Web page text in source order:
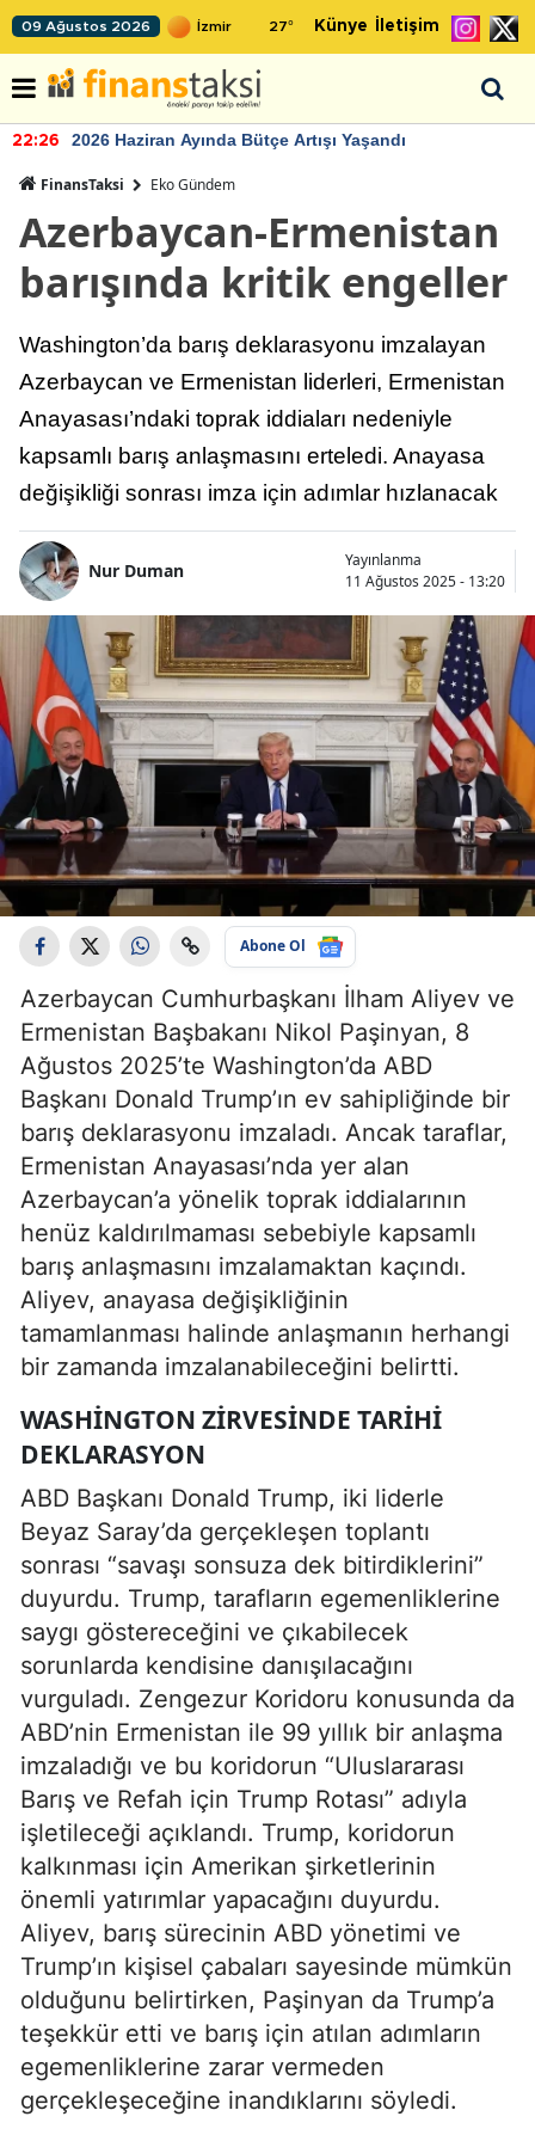
09 Ağustos 2026 27° Künye İletişim
22:26 2026 Haziran Ayında Bütçe Artışı Yaşandı
FinansTaksi Eko Gündem
Azerbaycan-Ermenistan
barışında kritik engeller
Washington’da barış deklarasyonu imzalayan
Azerbaycan ve Ermenistan liderleri, Ermenistan
Anayasası’ndaki toprak iddiaları nedeniyle
kapsamlı barış anlaşmasını erteledi. Anayasa
değişikliği sonrası imza için adımlar hızlanacak
Nur Duman
Yayınlanma
11 Ağustos 2025 - 13:20
Abone Ol
Azerbaycan Cumhurbaşkanı İlham Aliyev ve
Ermenistan Başbakanı Nikol Paşinyan, 8
Ağustos 2025’te Washington’da ABD
Başkanı Donald Trump’ın ev sahipliğinde bir
barış deklarasyonu imzaladı. Ancak taraflar,
Ermenistan Anayasası’nda yer alan
Azerbaycan’a yönelik toprak iddialarının
henüz kaldırılmaması sebebiyle kapsamlı
barış anlaşmasını imzalamaktan kaçındı.
Aliyev, anayasa değişikliğinin
tamamlanması halinde anlaşmanın herhangi
bir zamanda imzalanabileceğini belirtti.
WASHINGTON ZIRVESINDE TARIHI
DEKLARASYON
ABD Başkanı Donald Trump, iki liderle
Beyaz Saray’da gerçekleşen toplantı
sonrası “savaşı sonsuza dek bitirdiklerini”
duyurdu. Trump, tarafların egemenliklerine
saygı göstereceğini ve çıkabilecek
sorunlarda kendisine danışılacağını
vurguladı. Zengezur Koridoru konusunda da
ABD’nin Ermenistan ile 99 yıllık bir anlaşma
imzaladığı ve bu koridorun “Uluslararası
Barış ve Refah için Trump Rotası” adıyla
işletileceği açıklandı. Trump, koridorun
kalkınması için Amerikan şirketlerinin
önemli yatırımlar yapacağını duyurdu.
Aliyev, barış sürecinin ABD yönetimi ve
Trump’ın kişisel çabaları sayesinde mümkün
olduğunu belirtirken, Paşinyan da Trump’a
teşekkür etti ve barış için atılan adımların
egemenliklerine zarar vermeden
gerçekleşeceğine inandıklarını söyledi.